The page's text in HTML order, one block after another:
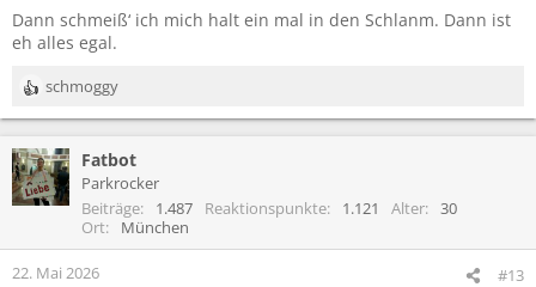
:
Dann schmeiß‘ ich mich halt ein mal in den Schlanm. Dann ist
eh alles egal.
R
e
k
t
i
n
e
schmoggy
Fatbot
Parkrocker
Beiträge
1.487 Reaktionspunkte 1.121 Alter
30
Ort
München
22. Mai 2026 #13